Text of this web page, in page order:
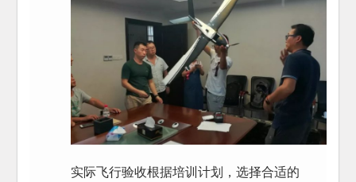
实际飞行验收根据培训计划，选择合适的